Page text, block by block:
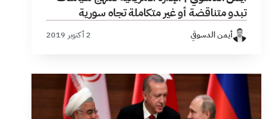
تبدو متناقضة أو غير متكاملة تجاه سورية
أيمن الدسوقي 2 أكتوبر 2019